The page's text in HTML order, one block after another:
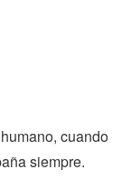
cuando
siempre.